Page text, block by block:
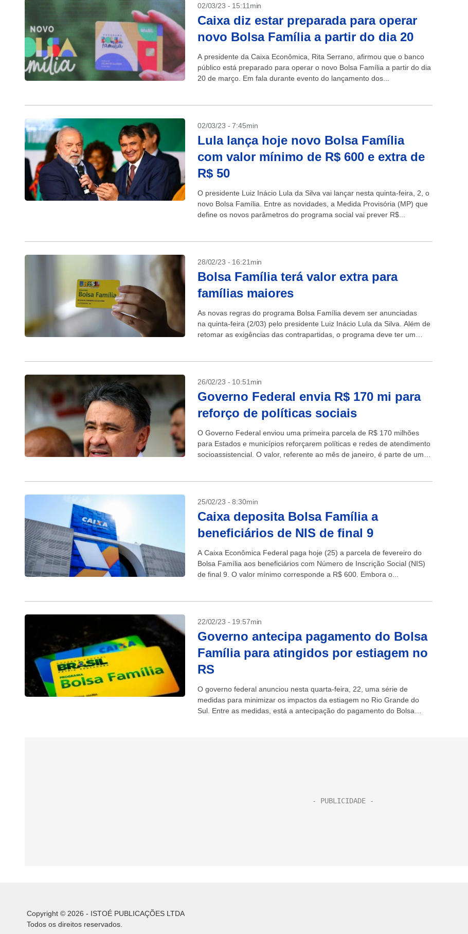
02/03/23 - 15:11min
Caixa diz estar preparada para operar
novo Bolsa Família a partir do dia 20
A presidente da Caixa Econômica, Rita Serrano, afirmou que o banco
público está preparado para operar o novo Bolsa Família a partir do dia
20 de março. Em fala durante evento do lançamento dos...
02/03/23 - 7:45min
Lula lança hoje novo Bolsa Família
com valor mínimo de R$ 600 e extra de
R$ 50
O presidente Luiz Inácio Lula da Silva vai lançar nesta quinta-feira, 2, o
novo Bolsa Família. Entre as novidades, a Medida Provisória (MP) que
define os novos parâmetros do programa social vai prever R$...
28/02/23 - 16:21min
Bolsa Família terá valor extra para
famílias maiores
As novas regras do programa Bolsa Família devem ser anunciadas
na quinta-feira (2/03) pelo presidente Luiz Inácio Lula da Silva. Além de
retomar as exigências das contrapartidas, o programa deve ter um
26/02/23 - 10:51min
Governo Federal envia R$ 170 mi para
reforço de políticas sociais
O Governo Federal enviou uma primeira parcela de R$ 170 milhões
para Estados e municípios reforçarem políticas e redes de atendimento
socioassistencial. O valor, referente ao mês de janeiro, é parte de um
25/02/23 - 8:30min
Caixa deposita Bolsa Família a
beneficiários de NIS de final 9
A Caixa Econômica Federal paga hoje (25) a parcela de fevereiro do
Bolsa Família aos beneficiários com Número de Inscrição Social (NIS)
de final 9. O valor mínimo corresponde a R$ 600. Embora o...
22/02/23 - 19:57min
Governo antecipa pagamento do Bolsa
Família para atingidos por estiagem no
RS
O governo federal anunciou nesta quarta-feira, 22, uma série de
medidas para minimizar os impactos da estiagem no Rio Grande do
Sul. Entre as medidas, está a antecipação do pagamento do Bolsa
Copyright © 2026 - ISTOÉ PUBLICAÇÕES LTDA
Todos os direitos reservados.